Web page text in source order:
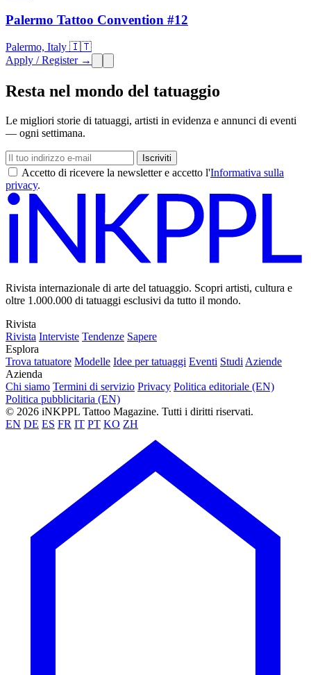
Palermo Tattoo Convention #12
Palermo, Italy 🇮🇹
Apply / Register →
Resta nel mondo del tatuaggio
Le migliori storie di tatuaggi, artisti in evidenza e annunci di eventi
— ogni settimana.
Iscriviti
Accetto di ricevere la newsletter e accetto l'Informativa sulla
privacy.
Rivista internazionale di arte del tatuaggio. Scopri artisti, cultura e
oltre 1.000.000 di tatuaggi esclusivi da tutto il mondo.
Rivista
Rivista Interviste Tendenze Sapere
Esplora
Trova tatuatore Modelle Idee per tatuaggi Eventi Studi Aziende
Azienda
Chi siamo Termini di servizio Privacy Politica editoriale (EN)
Politica pubblicitaria (EN)
© 2026 iNKPPL Tattoo Magazine. Tutti i diritti riservati.
EN DE ES FR IT PT KO ZH